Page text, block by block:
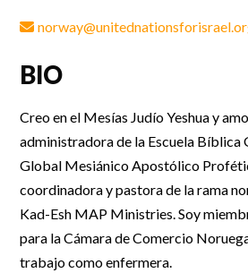
BIO
Creo en el Mesías Judío Yeshua y
administradora de la Escuela Bíblica
Global Mesiánico Apostólico
coordinadora y pastora de la rama
Kad-Esh MAP Ministries. Soy
para la Cámara de Comercio
trabajo como enfermera.